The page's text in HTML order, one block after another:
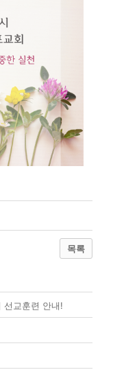
목록
선교훈련 안내!